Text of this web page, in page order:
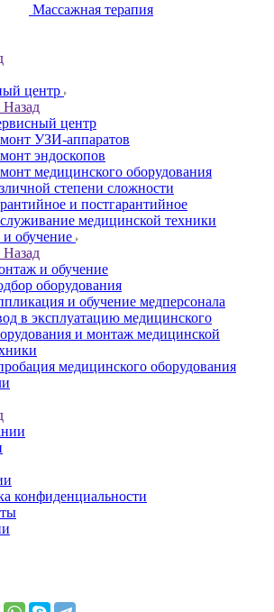
Массажная терапия
центр
Назад
центр
УЗИ-аппаратов
эндоскопов
медицинского оборудования
степени сложности
и постгарантийное
медицинской техники
обучение
Назад
и обучение
оборудования
и обучение медперсонала
в эксплуатацию медицинского
и монтаж медицинской
медицинского оборудования
конфиденциальности